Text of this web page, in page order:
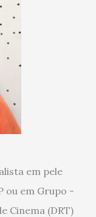
em pele
ou em Grupo -
Cinema (DRT)